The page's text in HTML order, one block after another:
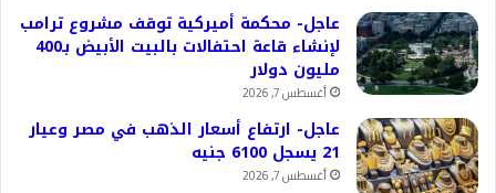
عاجل- محكمة أميركية توقف مشروع ترامب
لإنشاء قاعة احتفالات بالبيت الأبيض بـ400
مليون دولار
أغسطس 7, 2026
عاجل- ارتفاع أسعار الذهب في مصر وعيار
21 يسجل 6100 جنيه
أغسطس 7, 2026